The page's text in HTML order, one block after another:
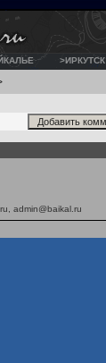
>ИРКУТСК
admin@baikal.ru